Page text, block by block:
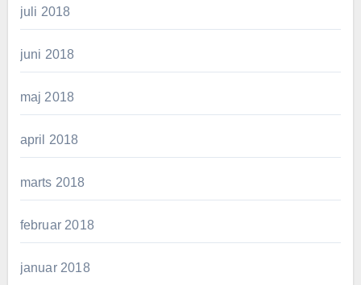
juli 2018
juni 2018
maj 2018
april 2018
marts 2018
februar 2018
januar 2018